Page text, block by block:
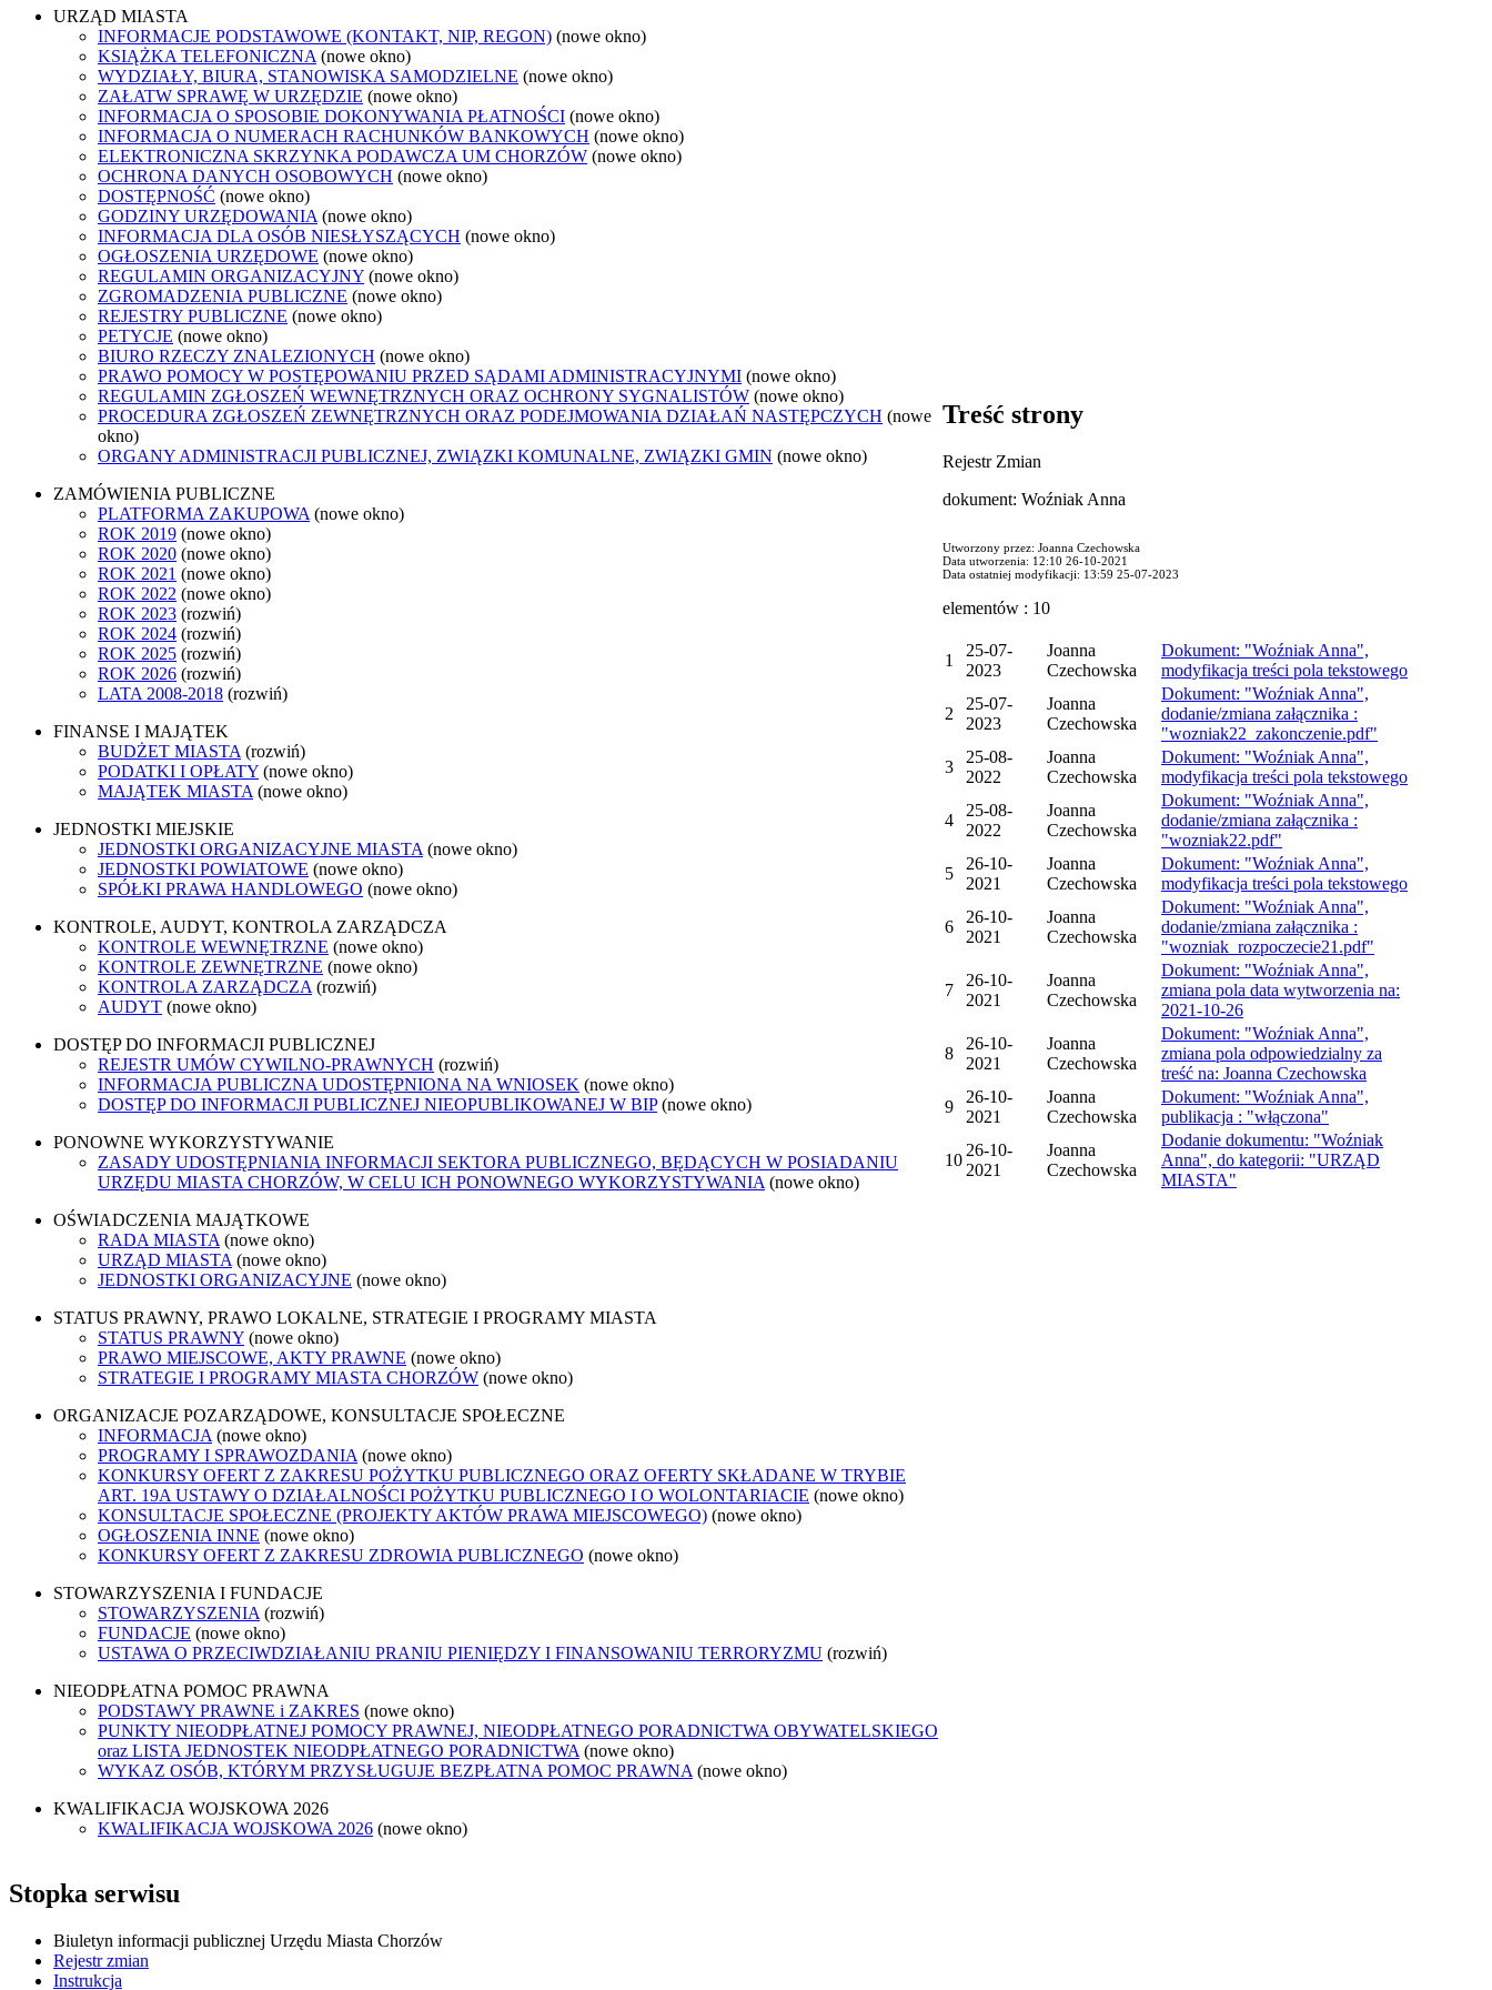
URZĄD MIASTA
INFORMACJE PODSTAWOWE (KONTAKT, NIP, REGON) (nowe okno)
KSIĄŻKA TELEFONICZNA (nowe okno)
WYDZIAŁY, BIURA, STANOWISKA SAMODZIELNE (nowe okno)
ZAŁATW SPRAWĘ W URZĘDZIE (nowe okno)
INFORMACJA O SPOSOBIE DOKONYWANIA PŁATNOŚCI (nowe okno)
INFORMACJA O NUMERACH RACHUNKÓW BANKOWYCH (nowe okno)
ELEKTRONICZNA SKRZYNKA PODAWCZA UM CHORZÓW (nowe okno)
OCHRONA DANYCH OSOBOWYCH (nowe okno)
DOSTĘPNOŚĆ (nowe okno)
GODZINY URZĘDOWANIA (nowe okno)
INFORMACJA DLA OSÓB NIESŁYSZĄCYCH (nowe okno)
OGŁOSZENIA URZĘDOWE (nowe okno)
REGULAMIN ORGANIZACYJNY (nowe okno)
ZGROMADZENIA PUBLICZNE (nowe okno)
REJESTRY PUBLICZNE (nowe okno)
PETYCJE (nowe okno)
BIURO RZECZY ZNALEZIONYCH (nowe okno)
PRAWO POMOCY W POSTĘPOWANIU PRZED SĄDAMI ADMINISTRACYJNYMI (nowe okno)
REGULAMIN ZGŁOSZEŃ WEWNĘTRZNYCH ORAZ OCHRONY SYGNALISTÓW (nowe okno)
PROCEDURA ZGŁOSZEŃ ZEWNĘTRZNYCH ORAZ PODEJMOWANIA DZIAŁAŃ NASTĘPCZYCH (nowe
okno)
ORGANY ADMINISTRACJI PUBLICZNEJ, ZWIĄZKI KOMUNALNE, ZWIĄZKI GMIN (nowe okno)
ZAMÓWIENIA PUBLICZNE
PLATFORMA ZAKUPOWA (nowe okno)
ROK 2019 (nowe okno)
ROK 2020 (nowe okno)
ROK 2021 (nowe okno)
ROK 2022 (nowe okno)
ROK 2023 (rozwiń)
ROK 2024 (rozwiń)
ROK 2025 (rozwiń)
ROK 2026 (rozwiń)
LATA 2008-2018 (rozwiń)
FINANSE I MAJĄTEK
BUDŻET MIASTA (rozwiń)
PODATKI I OPŁATY (nowe okno)
MAJĄTEK MIASTA (nowe okno)
JEDNOSTKI MIEJSKIE
JEDNOSTKI ORGANIZACYJNE MIASTA (nowe okno)
JEDNOSTKI POWIATOWE (nowe okno)
SPÓŁKI PRAWA HANDLOWEGO (nowe okno)
KONTROLE, AUDYT, KONTROLA ZARZĄDCZA
KONTROLE WEWNĘTRZNE (nowe okno)
KONTROLE ZEWNĘTRZNE (nowe okno)
KONTROLA ZARZĄDCZA (rozwiń)
AUDYT (nowe okno)
DOSTĘP DO INFORMACJI PUBLICZNEJ
REJESTR UMÓW CYWILNO-PRAWNYCH (rozwiń)
INFORMACJA PUBLICZNA UDOSTĘPNIONA NA WNIOSEK (nowe okno)
DOSTĘP DO INFORMACJI PUBLICZNEJ NIEOPUBLIKOWANEJ W BIP (nowe okno)
PONOWNE WYKORZYSTYWANIE
ZASADY UDOSTĘPNIANIA INFORMACJI SEKTORA PUBLICZNEGO, BĘDĄCYCH W POSIADANIU
URZĘDU MIASTA CHORZÓW, W CELU ICH PONOWNEGO WYKORZYSTYWANIA (nowe okno)
OŚWIADCZENIA MAJĄTKOWE
RADA MIASTA (nowe okno)
URZĄD MIASTA (nowe okno)
JEDNOSTKI ORGANIZACYJNE (nowe okno)
STATUS PRAWNY, PRAWO LOKALNE, STRATEGIE I PROGRAMY MIASTA
STATUS PRAWNY (nowe okno)
PRAWO MIEJSCOWE, AKTY PRAWNE (nowe okno)
STRATEGIE I PROGRAMY MIASTA CHORZÓW (nowe okno)
ORGANIZACJE POZARZĄDOWE, KONSULTACJE SPOŁECZNE
INFORMACJA (nowe okno)
PROGRAMY I SPRAWOZDANIA (nowe okno)
KONKURSY OFERT Z ZAKRESU POŻYTKU PUBLICZNEGO ORAZ OFERTY SKŁADANE W TRYBIE
ART. 19A USTAWY O DZIAŁALNOŚCI POŻYTKU PUBLICZNEGO I O WOLONTARIACIE (nowe okno)
KONSULTACJE SPOŁECZNE (PROJEKTY AKTÓW PRAWA MIEJSCOWEGO) (nowe okno)
OGŁOSZENIA INNE (nowe okno)
KONKURSY OFERT Z ZAKRESU ZDROWIA PUBLICZNEGO (nowe okno)
STOWARZYSZENIA I FUNDACJE
STOWARZYSZENIA (rozwiń)
FUNDACJE (nowe okno)
USTAWA O PRZECIWDZIAŁANIU PRANIU PIENIĘDZY I FINANSOWANIU TERRORYZMU (rozwiń)
NIEODPŁATNA POMOC PRAWNA
PODSTAWY PRAWNE i ZAKRES (nowe okno)
PUNKTY NIEODPŁATNEJ POMOCY PRAWNEJ, NIEODPŁATNEGO PORADNICTWA OBYWATELSKIEGO
oraz LISTA JEDNOSTEK NIEODPŁATNEGO PORADNICTWA (nowe okno)
WYKAZ OSÓB, KTÓRYM PRZYSŁUGUJE BEZPŁATNA POMOC PRAWNA (nowe okno)
KWALIFIKACJA WOJSKOWA 2026
KWALIFIKACJA WOJSKOWA 2026 (nowe okno)
Treść strony
Rejestr Zmian
dokument: Woźniak Anna
Utworzony przez: Joanna Czechowska
Data utworzenia: 12:10 26-10-2021
Data ostatniej modyfikacji: 13:59 25-07-2023
elementów : 10
1
25-07-
2023
Joanna
Czechowska
Dokument: "Woźniak Anna",
modyfikacja treści pola tekstowego
2
25-07-
2023
Joanna
Czechowska
Dokument: "Woźniak Anna",
dodanie/zmiana załącznika :
"wozniak22_zakonczenie.pdf"
3
25-08-
2022
Joanna
Czechowska
Dokument: "Woźniak Anna",
modyfikacja treści pola tekstowego
4
25-08-
2022
Joanna
Czechowska
Dokument: "Woźniak Anna",
dodanie/zmiana załącznika :
"wozniak22.pdf"
5
26-10-
2021
Joanna
Czechowska
Dokument: "Woźniak Anna",
modyfikacja treści pola tekstowego
6
26-10-
2021
Joanna
Czechowska
Dokument: "Woźniak Anna",
dodanie/zmiana załącznika :
"wozniak_rozpoczecie21.pdf"
7
26-10-
2021
Joanna
Czechowska
Dokument: "Woźniak Anna",
zmiana pola data wytworzenia na:
2021-10-26
8
26-10-
2021
Joanna
Czechowska
Dokument: "Woźniak Anna",
zmiana pola odpowiedzialny za
treść na: Joanna Czechowska
9
26-10-
2021
Joanna
Czechowska
Dokument: "Woźniak Anna",
publikacja : "włączona"
10
26-10-
2021
Joanna
Czechowska
Dodanie dokumentu: "Woźniak
Anna", do kategorii: "URZĄD
MIASTA"
Stopka serwisu
Biuletyn informacji publicznej Urzędu Miasta Chorzów
Rejestr zmian
Instrukcja